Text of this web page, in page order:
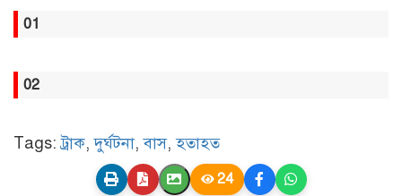
01
02
Tags:ট্রাক,দুর্ঘটনা,বাস,হতাহত
24